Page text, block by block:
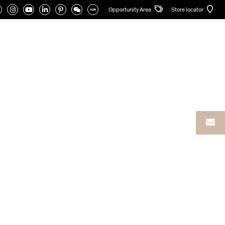
Opportunity Area Store locator